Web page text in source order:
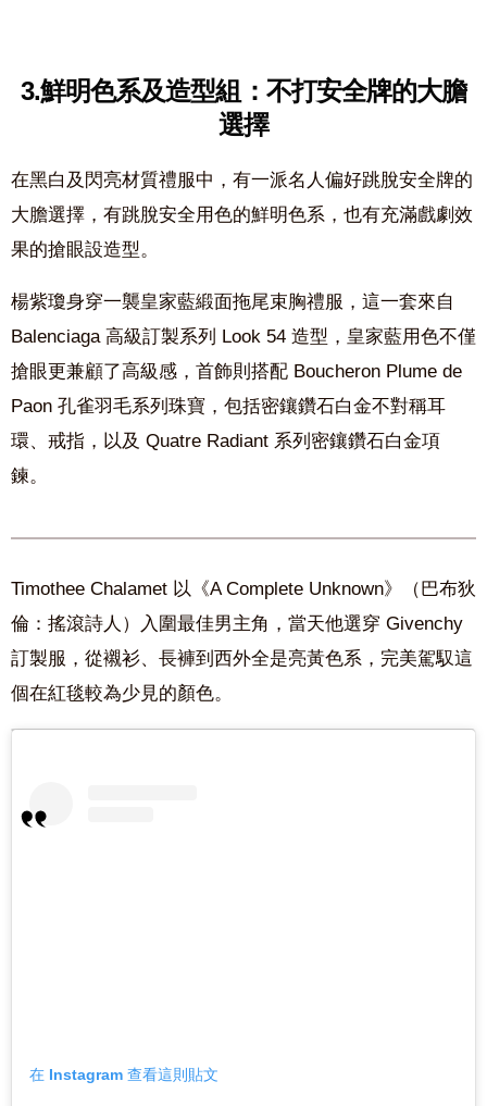
3.鮮明色系及造型組：不打安全牌的大膽
選擇
在黑白及閃亮材質禮服中，有一派名人偏好跳脫安全牌的
大膽選擇，有跳脫安全用色的鮮明色系，也有充滿戲劇效
果的搶眼設造型。
楊紫瓊身穿一襲皇家藍緞面拖尾束胸禮服，這一套來自
Balenciaga 高級訂製系列 Look 54 造型，皇家藍用色不僅
搶眼更兼顧了高級感，首飾則搭配 Boucheron Plume de
Paon 孔雀羽毛系列珠寶，包括密鑲鑽石白金不對稱耳
環、戒指，以及 Quatre Radiant 系列密鑲鑽石白金項
鍊。
Timothee Chalamet 以《A Complete Unknown》（巴布狄
倫：搖滾詩人）入圍最佳男主角，當天他選穿 Givenchy
訂製服，從襯衫、長褲到西外全是亮黃色系，完美駕馭這
個在紅毯較為少見的顏色。
在 Instagram 查看這則貼文